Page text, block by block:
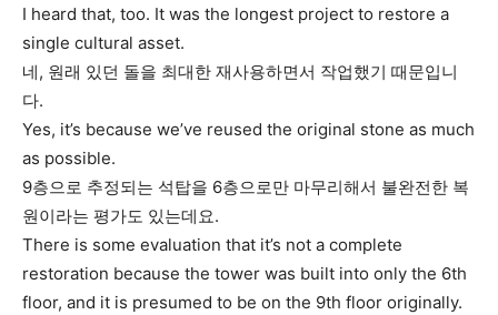
I heard that, too. It was the longest project to restore a
single cultural asset.
네, 원래 있던 돌을 최대한 재사용하면서 작업했기 때문입니
다.
Yes, it’s because we’ve reused the original stone as much
as possible.
9층으로 추정되는 석탑을 6층으로만 마무리해서 불완전한 복
원이라는 평가도 있는데요.
There is some evaluation that it’s not a complete
restoration because the tower was built into only the 6th
floor, and it is presumed to be on the 9th floor originally.